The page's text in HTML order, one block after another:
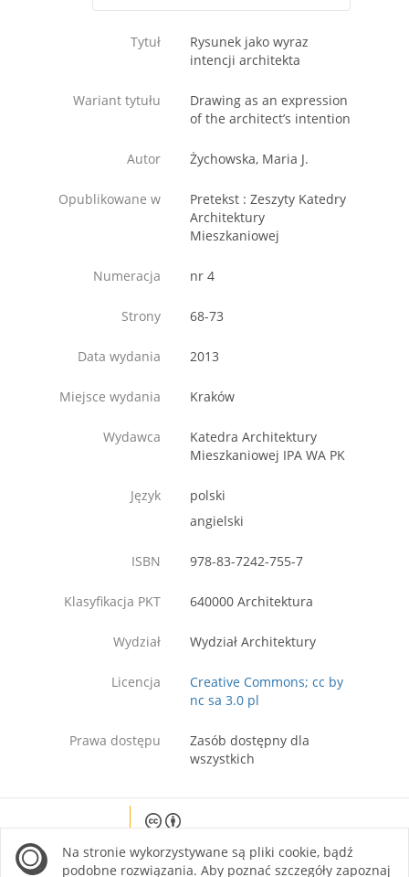
Tytuł
Rysunek jako wyraz
intencji architekta
Wariant tytułu
Drawing as an expression
of the architect’s intention
Autor Żychowska, Maria J.
Opublikowane w
Pretekst : Zeszyty Katedry
Architektury
Mieszkaniowej
Numeracja nr 4
Strony 68-73
Data wydania 2013
Miejsce wydania Kraków
Wydawca
Katedra Architektury
Mieszkaniowej IPA WA PK
Język
polski
angielski
ISBN 978-83-7242-755-7
Klasyfikacja PKT 640000 Architektura
Wydział Wydział Architektury
Licencja
Creative Commons; cc by
nc sa 3.0 pl
Prawa dostępu
Zasób dostępny dla
wszystkich
site is licensed under a Creative Commons
Attribution 4.0 International license.
Na stronie wykorzystywane są pliki cookie, bądź
podobne rozwiązania. Aby poznać szczegóły zapoznaj